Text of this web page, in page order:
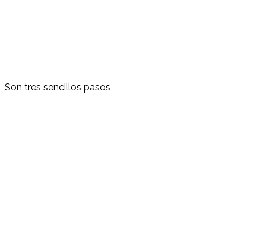
Son tres sencillos pasos